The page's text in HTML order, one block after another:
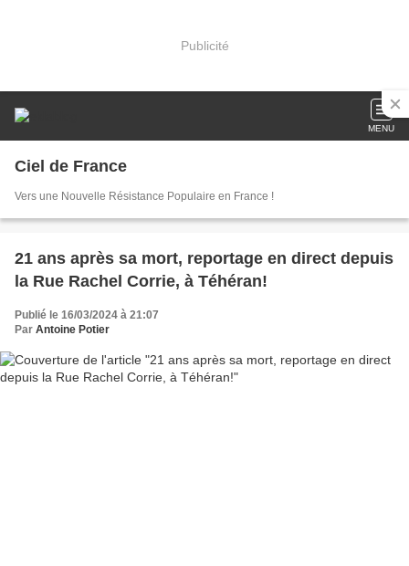
Publicité
MENU
Ciel de France
Vers une Nouvelle Résistance Populaire en France !
21 ans après sa mort, reportage en direct depuis
la Rue Rachel Corrie, à Téhéran!
Publié le 16/03/2024 à 21:07
Par Antoine Potier